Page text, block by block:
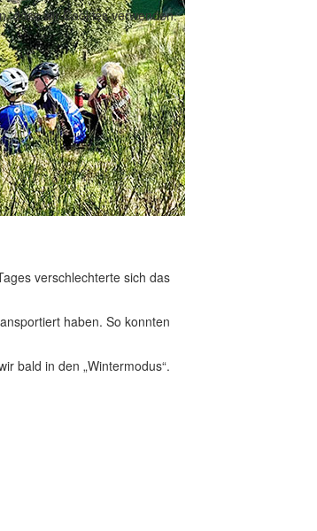
verschlechterte sich das
haben. So konnten
bald in den „Wintermodus“.
dass wir Cookies verwenden.